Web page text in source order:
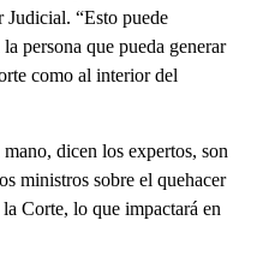
Judicial. “Esto puede
persona que pueda generar
como al interior del
dicen los expertos, son
ministros sobre el quehacer
Corte, lo que impactará en